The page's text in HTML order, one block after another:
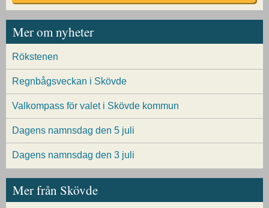
Mer om nyheter
Rökstenen
Regnbågsveckan i Skövde
Valkompass för valet i Skövde kommun
Dagens namnsdag den 5 juli
Dagens namnsdag den 3 juli
Mer från Skövde